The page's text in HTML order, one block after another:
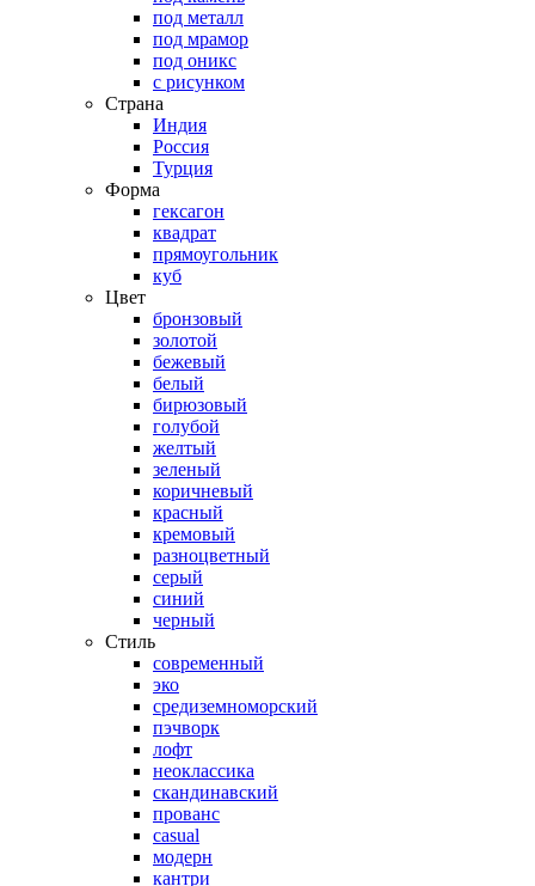
под металл
под мрамор
под оникс
с рисунком
Страна
Индия
Россия
Турция
Форма
гексагон
квадрат
прямоугольник
куб
Цвет
бронзовый
золотой
бежевый
белый
бирюзовый
голубой
желтый
зеленый
коричневый
красный
кремовый
разноцветный
серый
синий
черный
Стиль
современный
эко
средиземноморский
пэчворк
лофт
неоклассика
скандинавский
прованс
casual
модерн
кантри